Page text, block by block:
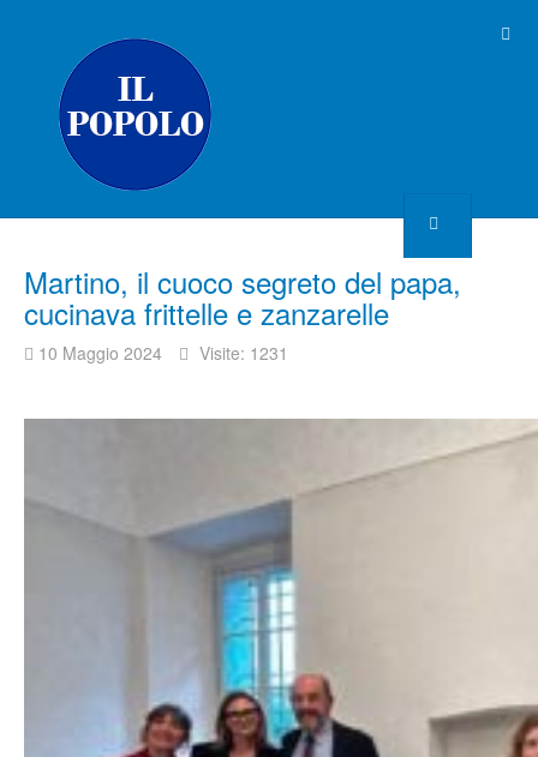
Martino, il cuoco segreto del papa,
cucinava frittelle e zanzarelle
10 Maggio 2024 Visite: 1231